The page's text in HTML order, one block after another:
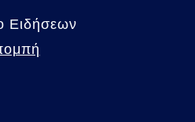
Ειδήσεων